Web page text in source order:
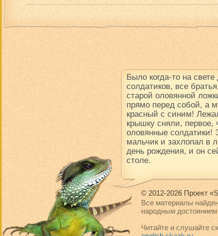
Было когда-то на
солдатиков, все
старой оловянной
прямо перед собой, а
красный с синим!
крышку сняли,
оловянные солдатики!
мальчик и захлопал в
день рождения, и он
столе.
© 2012-2026 Проект
Все материалы
народным достоянием
Читайте и слушайте